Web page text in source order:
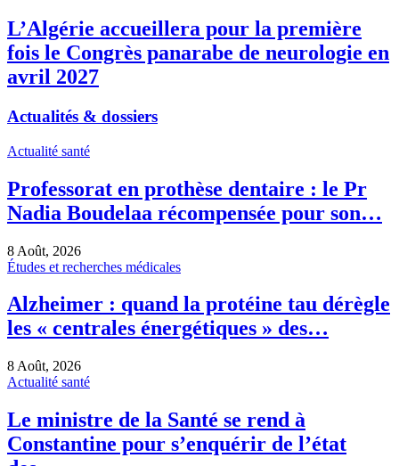
L’Algérie accueillera pour la première
fois le Congrès panarabe de neurologie en
avril 2027
Actualités & dossiers
Actualité santé
Professorat en prothèse dentaire : le Pr
Nadia Boudelaa récompensée pour son…
8 Août, 2026
Études et recherches médicales
Alzheimer : quand la protéine tau dérègle
les « centrales énergétiques » des…
8 Août, 2026
Actualité santé
Le ministre de la Santé se rend à
Constantine pour s’enquérir de l’état